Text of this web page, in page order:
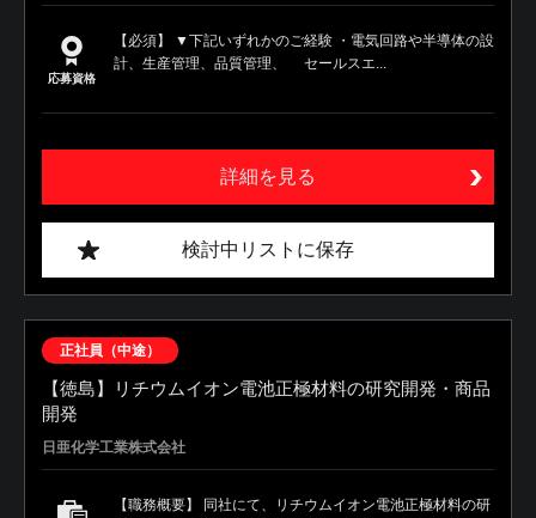
応募資格
【必須】 ▼下記いずれかのご経験 ・電気回路や半導体の設
計、生産管理、品質管理、 セールスエ...
詳細を見る
検討中リストに保存
正社員（中途）
【徳島】リチウムイオン電池正極材料の研究開発・商品
開発
日亜化学工業株式会社
【職務概要】 同社にて、リチウムイオン電池正極材料の研